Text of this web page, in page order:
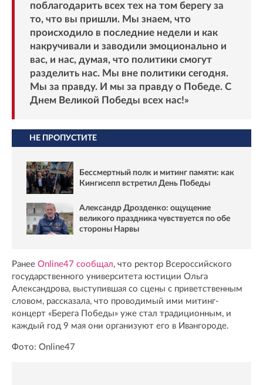
поблагодарить всех тех на том берегу за
то, что вы пришли. Мы знаем, что
происходило в последние недели и как
накручивали и заводили эмоционально и
вас, и нас, думая, что политики смогут
разделить нас. Мы вне политики сегодня.
Мы за правду. И мы за правду о Победе. С
Днем Великой Победы всех нас!»
НЕ ПРОПУСТИТЕ
Бессмертный полк и митинг памяти: как
Кингисепп встретил День Победы
Александр Дрозденко: ощущение
великого праздника чувствуется по обе
стороны Нарвы
Ранее Online47 сообщал, что ректор Всероссийского
государственного университета юстиции Ольга
Александрова, выступившая со сцены с приветственным
словом, рассказала, что проводимый ими митинг-
концерт «Берега Победы» уже стал традиционным, и
каждый год 9 мая они организуют его в Ивангороде.
Фото: Online47